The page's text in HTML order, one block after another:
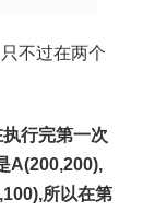
不过在两个
行完第一次
A(200,200),
所以在第